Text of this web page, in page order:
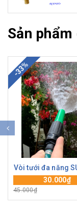
Sản
-33%
Vòi tưới đa năng
30.000₫
45.000₫